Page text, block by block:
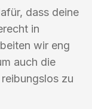
dass deine
in
wir eng
auch die
zu